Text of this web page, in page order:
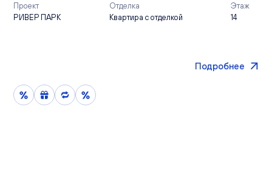
Проект
РИВЕР ПАРК
Отделка
Квартира с отделкой
Этаж
14
Подробнее